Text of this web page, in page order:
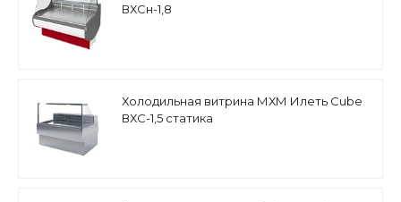
ВХСн-1,8
Холодильная витрина МХМ Илеть Cube
ВХС-1,5 статика